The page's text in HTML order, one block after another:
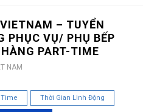
– TUYỂN
PHỤC VỤ/ PHỤ BẾP
PART-TIME
NAM
Time Thời Gian Linh Động